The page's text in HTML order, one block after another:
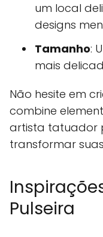
um local
designs
Tamanho:
mais
Não hesite em
combine
artista tatuador
transformar
Pulseira